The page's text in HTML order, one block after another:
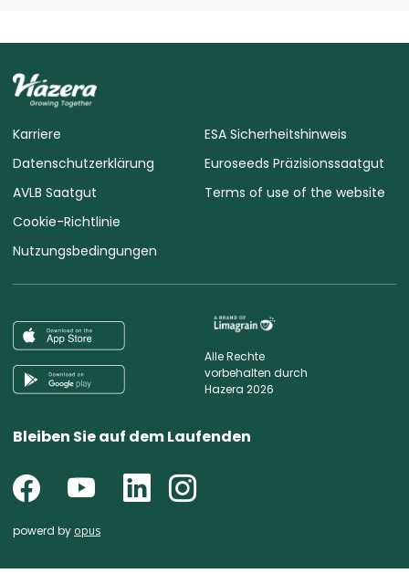
Karriere
Datenschutzerklärung
AVLB Saatgut
Cookie-Richtlinie
Nutzungsbedingungen
ESA Sicherheitshinweis
Euroseeds Präzisionssaatgut
Terms of use of the website
Alle Rechte
vorbehalten durch
Hazera 2026
Bleiben Sie auf dem Laufenden
powerd by opus